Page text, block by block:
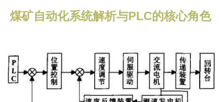
煤矿自动化系统解析与PLC的核心角色